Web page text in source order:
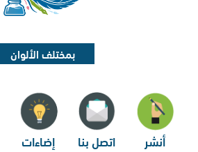
بمختلف الألوان
أنشر اتصل بنا إضاءات